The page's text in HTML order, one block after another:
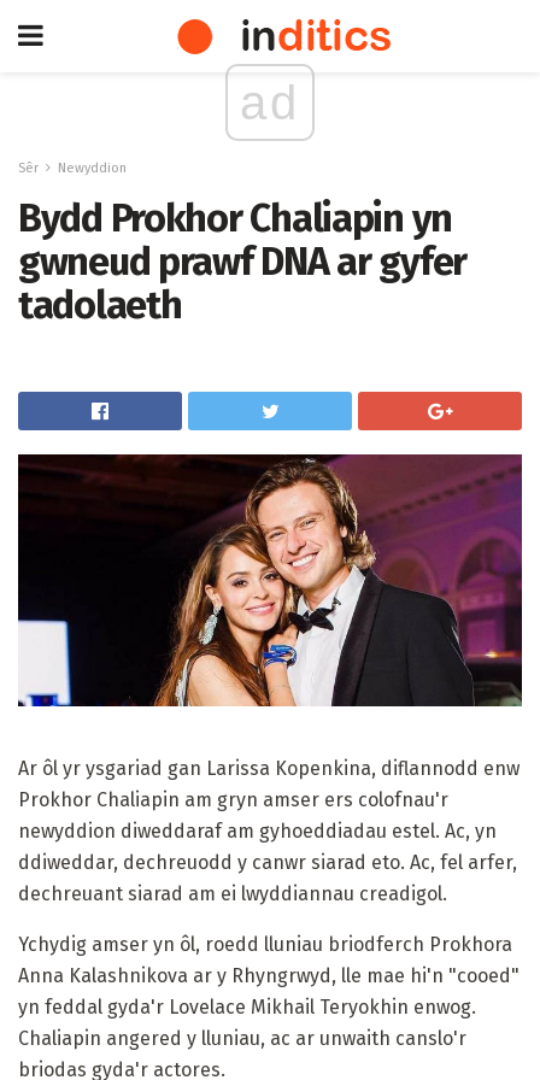
ad
Sêr Newyddion
Bydd Prokhor Chaliapin yn
gwneud prawf DNA ar gyfer
tadolaeth
Ar ôl yr ysgariad gan Larissa Kopenkina, diflannodd enw
Prokhor Chaliapin am gryn amser ers colofnau'r
newyddion diweddaraf am gyhoeddiadau estel. Ac, yn
ddiweddar, dechreuodd y canwr siarad eto. Ac, fel arfer,
dechreuant siarad am ei lwyddiannau creadigol.
Ychydig amser yn ôl, roedd lluniau briodferch Prokhora
Anna Kalashnikova ar y Rhyngrwyd, lle mae hi'n "cooed"
yn feddal gyda'r Lovelace Mikhail Teryokhin enwog.
Chaliapin angered y lluniau, ac ar unwaith canslo'r
briodas gyda'r actores.